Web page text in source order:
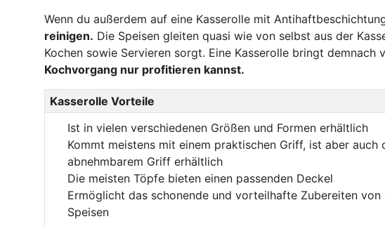
Wenn du außerdem auf eine Kasserolle mit
reinigen. Die Speisen gleiten quasi wie von selbst aus der
Kochen sowie Servieren sorgt. Eine Kasserolle bringt demnach
Kochvorgang nur profitieren kannst.
Kasserolle Vorteile
Ist in vielen verschiedenen Größen und Formen erhältlich
Kommt meistens mit einem praktischen Griff, ist aber auch
abnehmbarem Griff erhältlich
Die meisten Töpfe bieten einen passenden Deckel
Ermöglicht das schonende und vorteilhafte Zubereiten von
Speisen